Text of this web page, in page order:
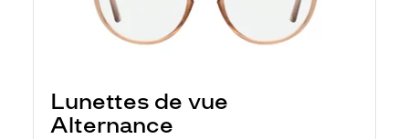
Lunettes de vue
Alternance